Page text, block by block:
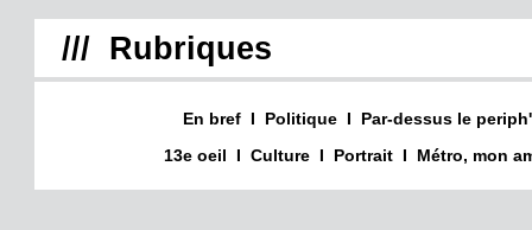
/// Rubriques
En bref I Politique I
Par-dessus le periph'
13e oeil
I Culture I Portrait I Métro, mon